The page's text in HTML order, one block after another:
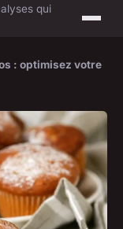
qui
: optimisez votre